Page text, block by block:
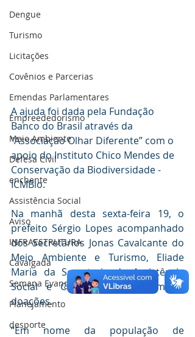
Dengue
Turismo
Licitações
Covênios e Parcerias
Emendas Parlamentares
Empreededorismo
Meio Ambiente
Defesa Civil
enchente
Assistência Social
Aviso
INFRAESTRUTURA
Cavalgada
Semana Evangélica
Planejamento
desporte
A ajuda foi dada pela Fundação
Banco do Brasil através da
“Associação Olhar Diferente” com o
apoio do Instituto Chico Mendes de
Conservação da Biodiversidade -
ICMBio.
Na manhã desta sexta-feira 19, o
prefeito Sérgio Lopes acompanhado
dos Secretários Jonas Cavalcante do
Meio Ambiente e Turismo, Eliade
Maria da Secretaria de Assistência
Social e Cidadania receberam as
doações.
“Em nome da população de